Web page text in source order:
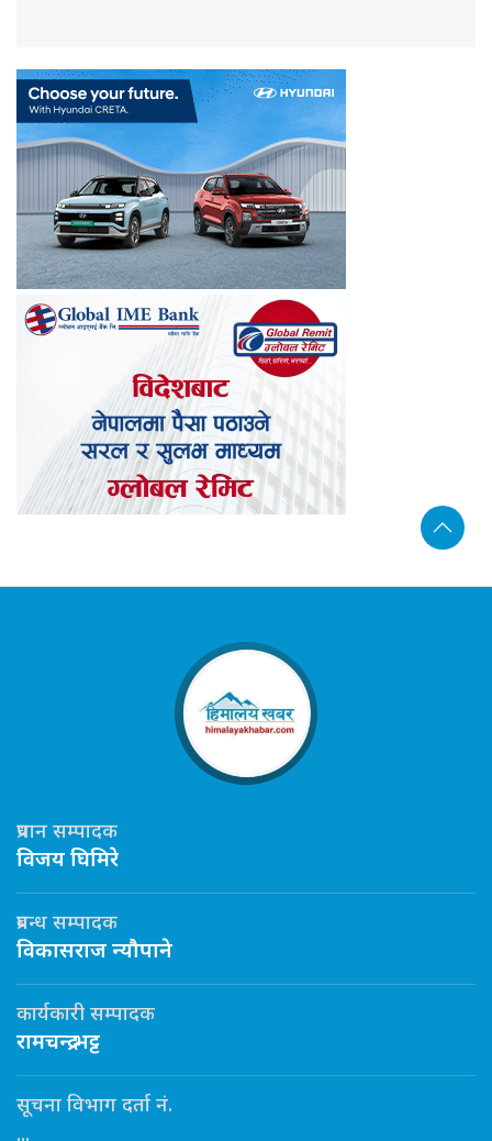
प्रधान सम्पादक
विजय घिमिरे
प्रबन्ध सम्पादक
विकासराज न्यौपाने
कार्यकारी सम्पादक
रामचन्द्र भट्ट
सूचना विभाग दर्ता नं.